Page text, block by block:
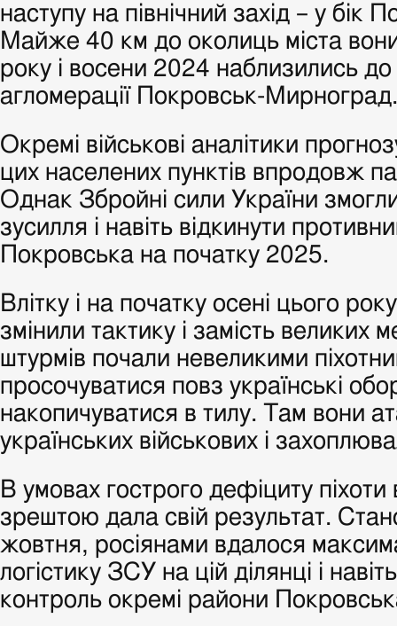
наступу на північний захід – у бік
Майже 40 км до околиць міста
року і восени 2024 наблизились до
агломерації Покровськ-Мирноград.
Окремі військові аналітики
цих населених пунктів впродовж
Однак Збройні сили України
зусилля і навіть відкинути
Покровська на початку 2025.
Влітку і на початку осені цього
змінили тактику і замість великих
штурмів почали невеликими
просочуватися повз українські
накопичуватися в тилу. Там вони
українських військових і
В умовах гострого дефіциту
зрештою дала свій результат.
жовтня, росіянами вдалося
логістику ЗСУ на цій ділянці і
контроль окремі райони